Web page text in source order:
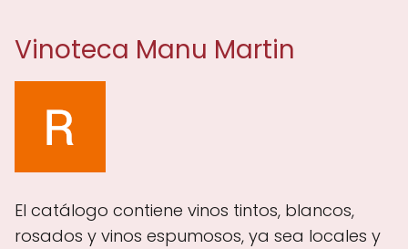
Vinoteca Manu Martin
El catálogo contiene vinos tintos, blancos,
rosados y vinos espumosos, ya sea locales y